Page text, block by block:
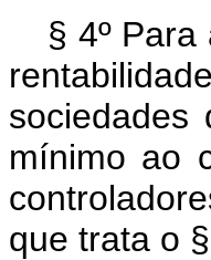
§ 4º
sociedades
mínimo ao
que trata o